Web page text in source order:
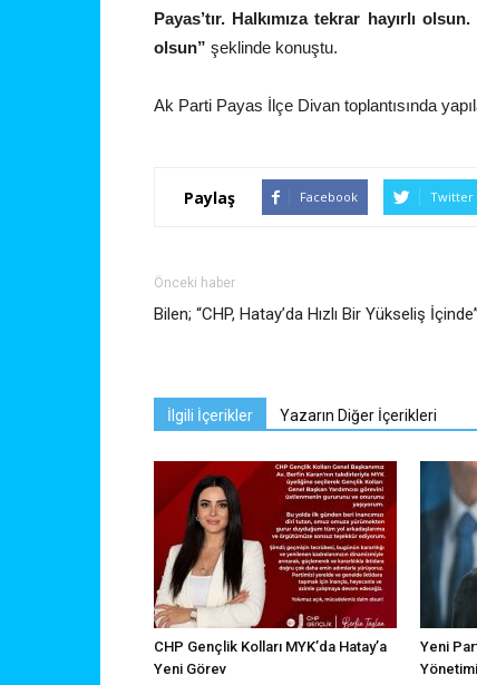
Payas’tır. Halkımıza tekrar hayırlı
olsun” şeklinde konuştu.
Ak Parti Payas İlçe Divan toplantısında
Paylaş Facebook Twitter
Önceki haber
Bilen; “CHP, Hatay’da Hızlı Bir Yükseliş İçinde”
İlgili İçerikler Yazarın Diğer İçerikleri
CHP Gençlik Kolları MYK’da Hatay’a
Yeni Görev
Yeni